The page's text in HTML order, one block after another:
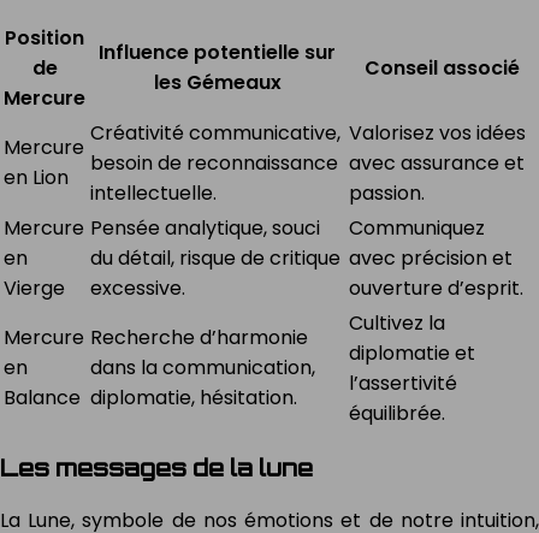
Position
de
Mercure
Influence potentielle sur
les Gémeaux
Conseil associé
Mercure
en Lion
Créativité communicative,
besoin de reconnaissance
intellectuelle.
Valorisez vos idées
avec assurance et
passion.
Mercure
en
Vierge
Pensée analytique, souci
du détail, risque de critique
excessive.
Communiquez
avec précision et
ouverture d’esprit.
Mercure
en
Balance
Recherche d’harmonie
dans la communication,
diplomatie, hésitation.
Cultivez la
diplomatie et
l’assertivité
équilibrée.
Les messages de la lune
La Lune, symbole de nos émotions et de notre intuition,